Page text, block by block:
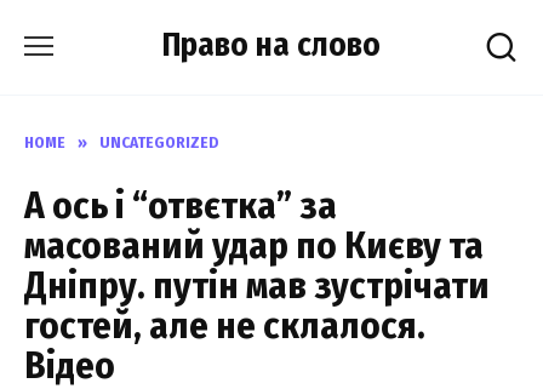
Право на слово
HOME » UNCATEGORIZED
А оcь і “отвєтка” за
маcoваний удар по Києву та
Днiпру. пyтін мав зуcтрічати
гоcтей, але не склaлося.
Відео